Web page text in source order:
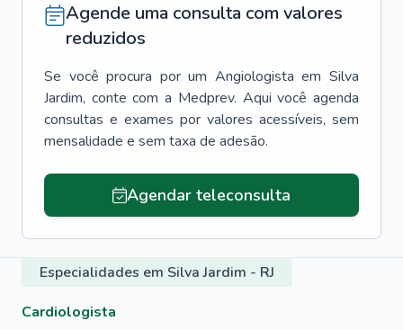
Agende uma consulta com valores
reduzidos
Se você procura por um Angiologista em Silva
Jardim, conte com a Medprev. Aqui você agenda
consultas e exames por valores acessíveis, sem
mensalidade e sem taxa de adesão.
Agendar teleconsulta
Especialidades em Silva Jardim - RJ
Cardiologista